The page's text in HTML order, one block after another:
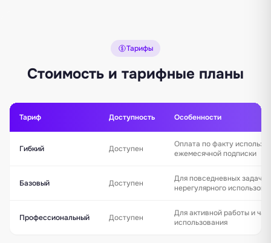
Тарифы
Стоимость и тарифные планы
Тариф Доступность Особенности
Гибкий Доступен
Оплата по факту
ежемесячной подписки
Базовый Доступен
Для повседневных задач и
нерегулярного
Профессиональный Доступен
Для активной работы и
использования